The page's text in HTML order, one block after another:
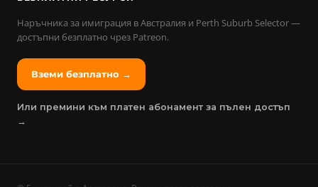
Наръчника за имиграция в Австралия и Perth Suburb Selector —
достъпни безплатно чрез Patreon.
Вземи безплатно →
Или премини към платен абонамент за пълен достъп
→